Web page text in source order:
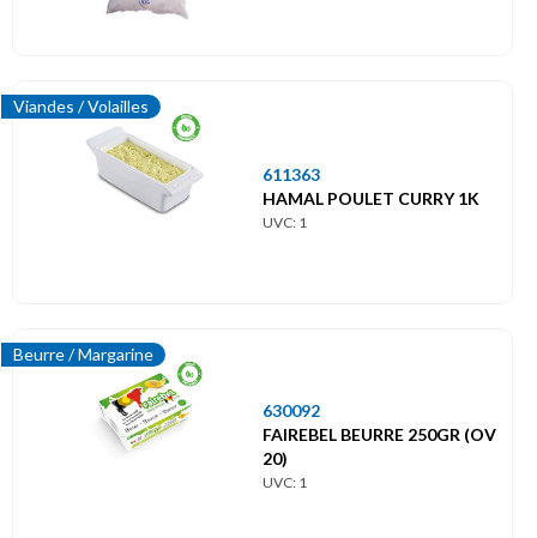
Viandes / Volailles
611363
HAMAL POULET CURRY 1K
UVC: 1
Beurre / Margarine
630092
FAIREBEL BEURRE 250GR (OV
20)
UVC: 1